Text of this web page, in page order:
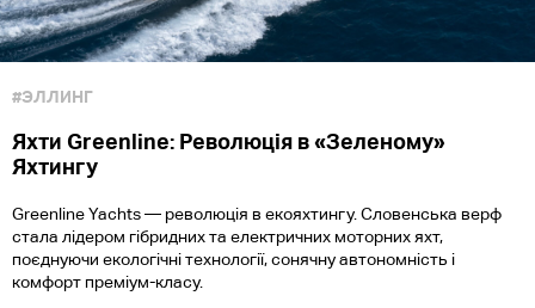
#ЭЛЛИНГ
Яхти Greenline: Революція в «Зеленому»
Яхтингу
Greenline Yachts — революція в екояхтингу. Словенська верф
стала лідером гібридних та електричних моторних яхт,
поєднуючи екологічні технології, сонячну автономність і
комфорт преміум-класу.